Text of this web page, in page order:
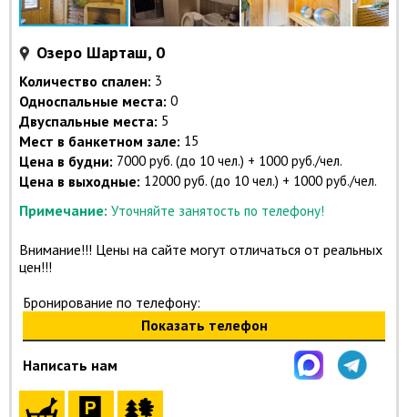
Озеро Шарташ, 0
Количество спален: 3
Односпальные места: 0
Двуспальные места: 5
Мест в банкетном зале: 15
Цена в будни: 7000 руб. (до 10 чел.) + 1000 руб./чел.
Цена в выходные: 12000 руб. (до 10 чел.) + 1000 руб./чел.
Примечание: Уточняйте занятость по телефону!
Внимание!!! Цены на сайте могут отличаться от реальных
цен!!!
Бронирование по телефону:
Показать телефон
Написать нам